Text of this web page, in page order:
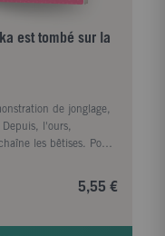
est tombé sur la
de jonglage,
l'ours,
les bêtises. Pour
5,55 €